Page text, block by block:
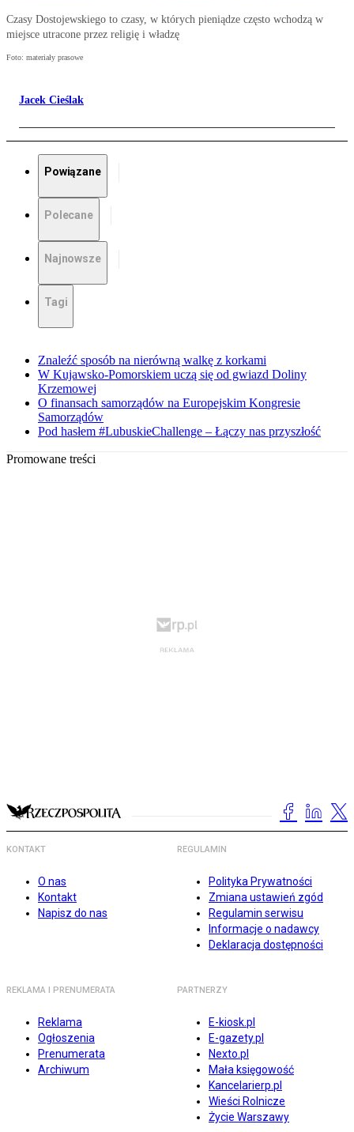
Czasy Dostojewskiego to czasy, w których pieniądze często wchodzą w
miejsce utracone przez religię i władzę
Foto: materiały prasowe
Jacek Cieślak
Powiązane
Polecane
Najnowsze
Tagi
Znaleźć sposób na nierówną walkę z korkami
W Kujawsko-Pomorskiem uczą się od gwiazd Doliny
Krzemowej
O finansach samorządów na Europejskim Kongresie
Samorządów
Pod hasłem #LubuskieChallenge – Łączy nas przyszłość
Promowane treści
KONTAKT
O nas
Kontakt
Napisz do nas
REGULAMIN
Polityka Prywatności
Zmiana ustawień zgód
Regulamin serwisu
Informacje o nadawcy
Deklaracja dostępności
REKLAMA I PRENUMERATA
Reklama
Ogłoszenia
Prenumerata
Archiwum
PARTNERZY
E-kiosk.pl
E-gazety.pl
Nexto.pl
Mała księgowość
Kancelarierp.pl
Wieści Rolnicze
Życie Warszawy